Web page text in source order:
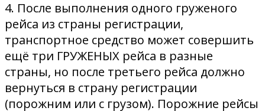
4. После выполнения одного груженого
рейса из страны регистрации,
транспортное средство может совершить
ещё три ГРУЖЕНЫХ рейса в разные
страны, но после третьего рейса должно
вернуться в страну регистрации
(порожним или с грузом). Порожние рейсы